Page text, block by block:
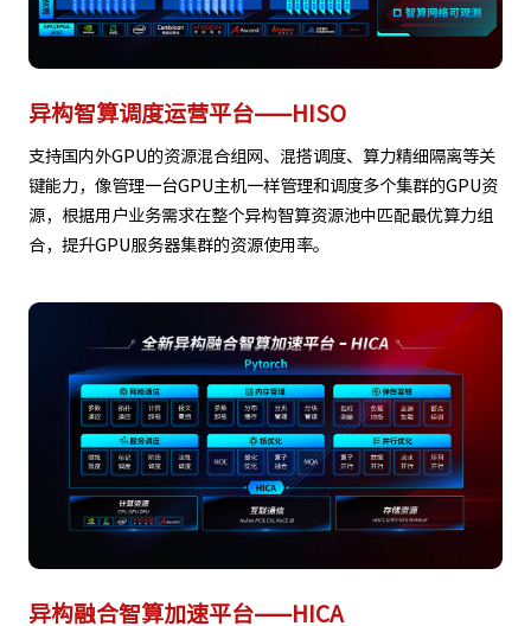
异构智算调度运营平台——HISO
支持国内外GPU的资源混合组网、混搭调度、算力精细隔离等关
键能力，像管理一台GPU主机一样管理和调度多个集群的GPU资
源，根据用户业务需求在整个异构智算资源池中匹配最优算力组
合，提升GPU服务器集群的资源使用率。
异构融合智算加速平台——HICA